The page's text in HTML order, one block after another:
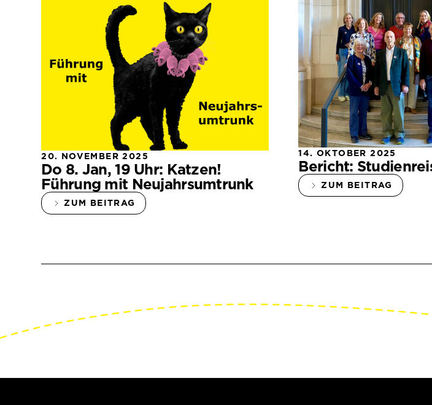
20. NOVEMBER 2025
Do 8. Jan, 19 Uhr: Katzen!
Führung mit Neujahrsumtrunk
ZUM BEITRAG
14. OKTOBER 2025
Bericht:
ZUM BEITRAG